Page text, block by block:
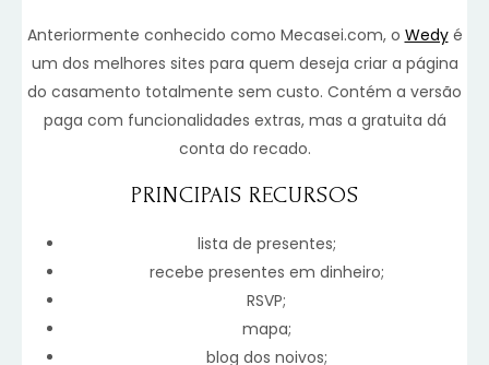
Anteriormente conhecido como Mecasei.com, o Wedyé
um dos melhores sites para quem deseja criar a página
do casamento totalmente sem custo. Contém a versão
paga com funcionalidades extras, mas a gratuita dá
conta do recado.
PRINCIPAIS RECURSOS
lista de presentes;
recebe presentes em dinheiro;
RSVP;
mapa;
blog dos noivos;